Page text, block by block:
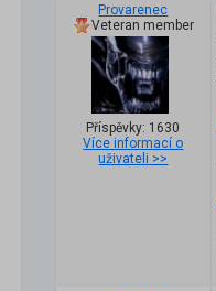
Provarenec
Veteran member
Příspěvky: 1630
Více informací o
uživateli >>